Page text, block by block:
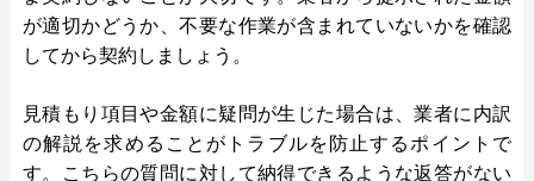
が適切かどうか、不要な作業が含まれていないかを確認
してから契約しましょう。
見積もり項目や金額に疑問が生じた場合は、業者に内訳
の解説を求めることがトラブルを防止するポイントで
す。こちらの質問に対して納得できるような返答がない